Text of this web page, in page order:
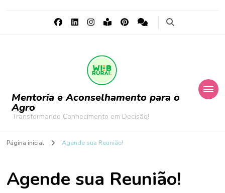
Mentoria e Aconselhamento para o
Agro
Transformando Conhecimento em Decisão!
Página inicial Agende sua Reunião!
Agende sua Reunião!